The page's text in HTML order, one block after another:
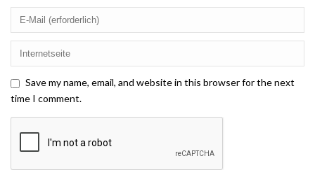
Save my name, email, and website in this browser for the next
time I comment.